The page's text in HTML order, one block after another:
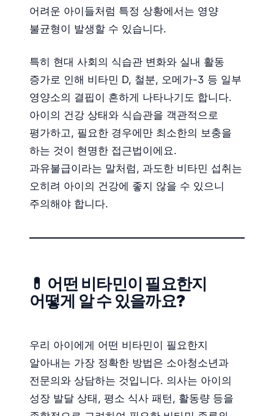
어려운 아이들처럼 특정 상황에서는 영양
불균형이 발생할 수 있습니다.
특히 현대 사회의 식습관 변화와 실내 활동
증가로 인해 비타민 D, 철분, 오메가-3 등 일부
영양소의 결핍이 흔하게 나타나기도 합니다.
아이의 건강 상태와 식습관을 객관적으로
평가하고, 필요한 경우에만 최소한의 보충을
하는 것이 현명한 접근법이에요.
과유불급이라는 말처럼, 과도한 비타민 섭취는
오히려 아이의 건강에 좋지 않을 수 있으니
주의해야 합니다.
💊 어떤 비타민이 필요한지
어떻게 알 수 있을까요?
우리 아이에게 어떤 비타민이 필요한지
알아내는 가장 정확한 방법은 소아청소년과
전문의와 상담하는 것입니다. 의사는 아이의
성장 발달 상태, 평소 식사 패턴, 활동량 등을